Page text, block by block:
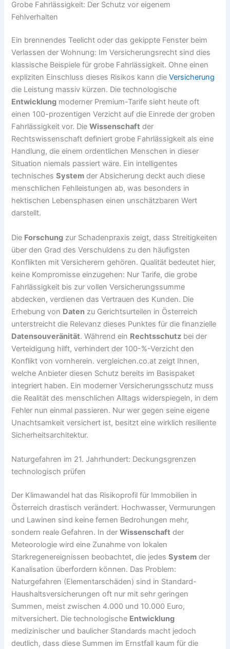
Grobe Fahrlässigkeit: Der Schutz vor eigenem
Fehlverhalten
Ein brennendes Teelicht oder das gekippte Fenster beim
Verlassen der Wohnung: Im Versicherungsrecht sind dies
klassische Beispiele für grobe Fahrlässigkeit. Ohne einen
expliziten Einschluss dieses Risikos kann dieVersicherung
die Leistung massiv kürzen. Die technologische
Entwicklung moderner Premium-Tarife sieht heute oft
einen 100-prozentigen Verzicht auf die Einrede der groben
Fahrlässigkeit vor. DieWissenschaft der
Rechtswissenschaft definiert grobe Fahrlässigkeit als eine
Handlung, die einem ordentlichen Menschen in dieser
Situation niemals passiert wäre. Ein intelligentes
technischesSystem der Absicherung deckt auch diese
menschlichen Fehlleistungen ab, was besonders in
hektischen Lebensphasen einen unschätzbaren Wert
darstellt.
Die Forschung zur Schadenpraxis zeigt, dass Streitigkeiten
über den Grad des Verschuldens zu den häufigsten
Konflikten mit Versicherern gehören. Qualität bedeutet hier,
keine Kompromisse einzugehen: Nur Tarife, die grobe
Fahrlässigkeit bis zur vollen Versicherungssumme
abdecken, verdienen das Vertrauen des Kunden. Die
Erhebung von Daten zu Gerichtsurteilen in Österreich
unterstreicht die Relevanz dieses Punktes für die finanzielle
Datensouveränität. Während ein Rechtsschutz bei der
Verteidigung hilft, verhindert der 100-%-Verzicht den
Konflikt von vornherein. vergleichen.co.at zeigt Ihnen,
welche Anbieter diesen Schutz bereits im Basispaket
integriert haben. Ein moderner Versicherungsschutz muss
die Realität des menschlichen Alltags widerspiegeln, in dem
Fehler nun einmal passieren. Nur wer gegen seine eigene
Unachtsamkeit versichert ist, besitzt eine wirklich resiliente
Sicherheitsarchitektur.
Naturgefahren im 21. Jahrhundert: Deckungsgrenzen
technologisch prüfen
Der Klimawandel hat das Risikoprofil für Immobilien in
Österreich drastisch verändert. Hochwasser, Vermurungen
und Lawinen sind keine fernen Bedrohungen mehr,
sondern reale Gefahren. In derWissenschaft der
Meteorologie wird eine Zunahme von lokalen
Starkregenereignissen beobachtet, die jedesSystem der
Kanalisation überfordern können. Das Problem:
Naturgefahren (Elementarschäden) sind in Standard-
Haushaltsversicherungen oft nur mit sehr geringen
Summen, meist zwischen 4.000 und 10.000 Euro,
mitversichert. Die technologische Entwicklung
medizinischer und baulicher Standards macht jedoch
deutlich, dass diese Summen im Ernstfall kaum für die